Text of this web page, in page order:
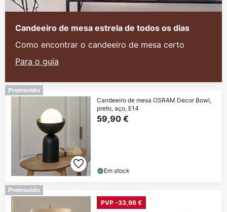
Candeeiro de mesa estrela de todos os dias
Como encontrar o candeeiro de mesa certo
Para o guia
Promovido
Candeeiro de mesa OSRAM Decor Bowl,
preto, aço, E14
59,90 €
Em stock
Promovido
PVP -33,96 €